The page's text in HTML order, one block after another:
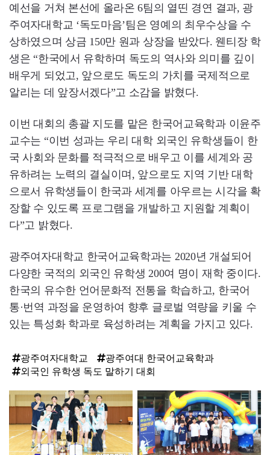
예선을 거쳐 본선에 올라온 6팀의 열띤 경연 결과, 광
주여자대학교 ‘독도마음’팀은 영예의 최우수상을 수
상하였으며 상금 150만 원과 상장을 받았다. 웬티장 학
생은 “한국에서 유학하며 독도의 역사와 의미를 깊이
배우게 되었고, 앞으로도 독도의 가치를 국제적으로
알리는 데 앞장서겠다”고 소감을 밝혔다.
이번 대회의 총괄 지도를 맡은 한국어교육학과 이윤주
교수는 “이번 성과는 우리 대학 외국인 유학생들이 한
국 사회와 문화를 적극적으로 배우고 이를 세계와 공
유하려는 노력의 결실이며, 앞으로도 지역 기반 대학
으로서 유학생들이 한국과 세계를 아우르는 시각을 확
장할 수 있도록 프로그램을 개발하고 지원할 계획이
다”고 밝혔다.
광주여자대학교 한국어교육학과는 2020년 개설되어
다양한 국적의 외국인 유학생 200여 명이 재학 중이다.
한국의 유수한 언어문화적 전통을 학습하고, 한국어
통·번역 과정을 운영하여 향후 글로벌 역량을 키울 수
있는 특성화 학과로 육성하려는 계획을 가지고 있다.
광주여자대학교
광주여대 한국어교육학과
외국인 유학생 독도 말하기 대회
탑
라